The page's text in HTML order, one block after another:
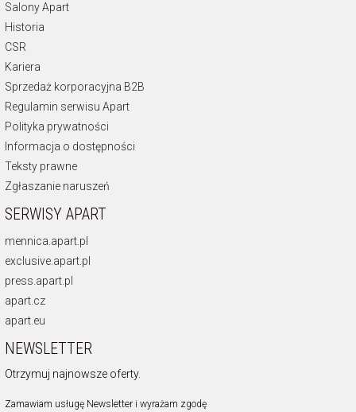
Salony Apart
Historia
CSR
Kariera
Sprzedaż korporacyjna B2B
Regulamin serwisu Apart
Polityka prywatności
Informacja o dostępności
Teksty prawne
Zgłaszanie naruszeń
SERWISY APART
mennica.apart.pl
exclusive.apart.pl
press.apart.pl
apart.cz
apart.eu
NEWSLETTER
Otrzymuj najnowsze oferty.
Zamawiam usługę Newsletter i wyrażam zgodę